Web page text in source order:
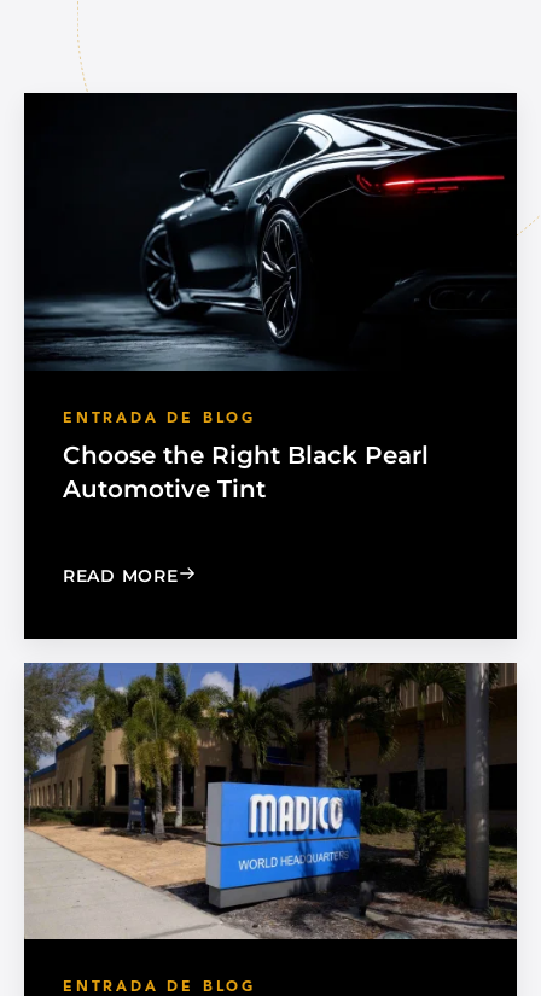
ENTRADA DE BLOG
Choose the Right Black Pearl
Automotive Tint
READ MORE: CHOOSE THE RIGHT BLACK PEARL
ENTRADA DE BLOG